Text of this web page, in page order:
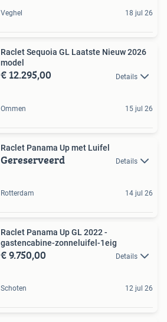
Veghel 18 jul 26
Raclet Sequoia GL Laatste Nieuw 2026
model
€ 12.295,00 Details
Ommen 15 jul 26
Raclet Panama Up met Luifel
Gereserveerd Details
Rotterdam 14 jul 26
Raclet Panama Up GL 2022 -
gastencabine-zonneluifel-1eig
€ 9.750,00 Details
Schoten 12 jul 26